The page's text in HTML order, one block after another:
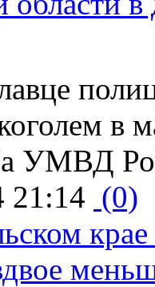
в
УМВД
21:14 (0)